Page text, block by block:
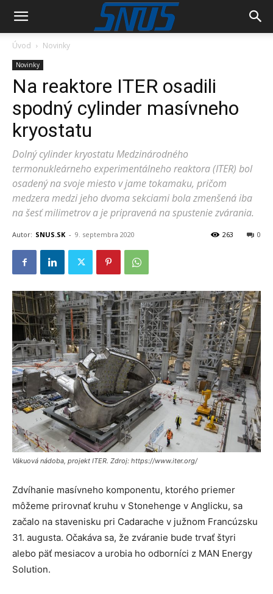
Úvod Novinky
Novinky
Na reaktore ITER osadili
spodný cylinder masívneho
kryostatu
Dolný cylinder kryostatu Medzinárodného
termonukleárneho experimentálneho reaktora (ITER) bol
osadený na svoje miesto v jame tokamaku, pričom
medzera medzi jeho dvoma sekciami bola zmenšená iba
na šesť milimetrov a je pripravená na spustenie zvárania.
Autor: SNUS.SK - 9. septembra 2020 0
263
Vákuová nádoba, projekt ITER. Zdroj: https://www.iter.org/
Zdvíhanie masívneho komponentu, ktorého priemer
môžeme prirovnať kruhu v Stonehenge v Anglicku, sa
začalo na stavenisku pri Cadarache v južnom Francúzsku
31. augusta. Očakáva sa, že zváranie bude trvať štyri
alebo päť mesiacov a urobia ho odborníci z MAN Energy
Solution.